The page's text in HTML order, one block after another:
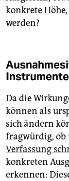
konkrete
werden?
Da die
können als
sich ändern
fragwürdig,
Verfassung
konkreten
erkennen: